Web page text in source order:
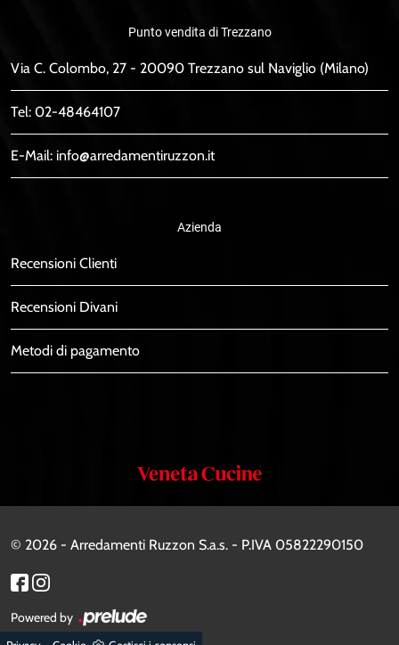
Punto vendita di Trezzano
Via C. Colombo, 27 - 20090 Trezzano sul Naviglio (Milano)
Tel: 02-48464107
E-Mail: info@arredamentiruzzon.it
Azienda
Recensioni Clienti
Recensioni Divani
Metodi di pagamento
Veneta
© 2026 - Arredamenti Ruzzon S.a.s. - P.IVA 05822290150
Powered by